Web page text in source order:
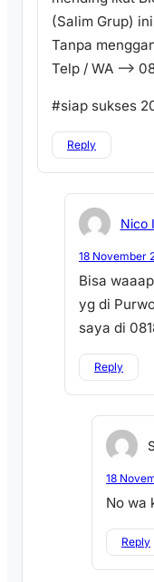
(Salim Grup)
Tanpa
Telp / WA —>
#siap sukses
Reply
Nico
18 November
Bisa
yg di
saya di
Reply
18
No wa
Reply